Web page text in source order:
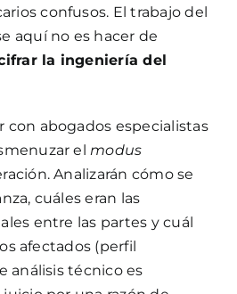
confusos. El trabajo del
aquí no es hacer de
la ingeniería del
con abogados especialistas
el modus
Analizarán cómo se
cuáles eran las
entre las partes y cuál
afectados (perfil
análisis técnico es